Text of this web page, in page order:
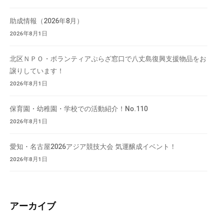
助成情報（2026年8月）
2026年8月1日
北区ＮＰＯ・ボランティアぷらざ窓口で八丈島復興支援物品をお
譲りしています！
2026年8月1日
保育園・幼稚園・学校での活動紹介！No.110
2026年8月1日
愛知・名古屋2026アジア競技大会 気運醸成イベント！
2026年8月1日
アーカイブ